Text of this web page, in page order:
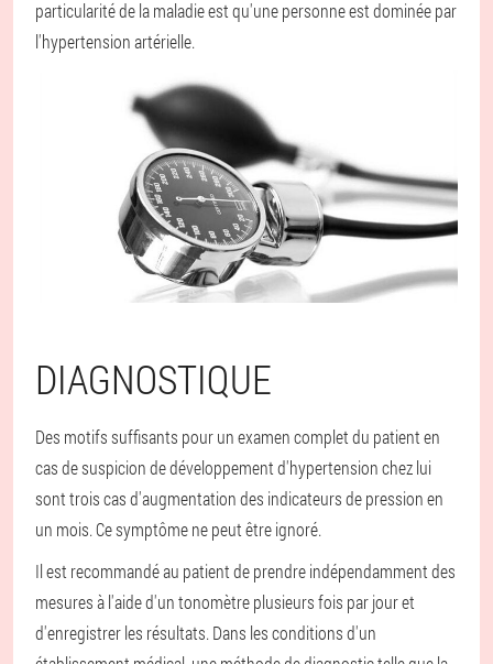
particularité de la maladie est qu'une personne est dominée par
l'hypertension artérielle.
DIAGNOSTIQUE
Des motifs suffisants pour un examen complet du patient en
cas de suspicion de développement d'hypertension chez lui
sont trois cas d'augmentation des indicateurs de pression en
un mois. Ce symptôme ne peut être ignoré.
Il est recommandé au patient de prendre indépendamment des
mesures à l'aide d'un tonomètre plusieurs fois par jour et
d'enregistrer les résultats. Dans les conditions d'un